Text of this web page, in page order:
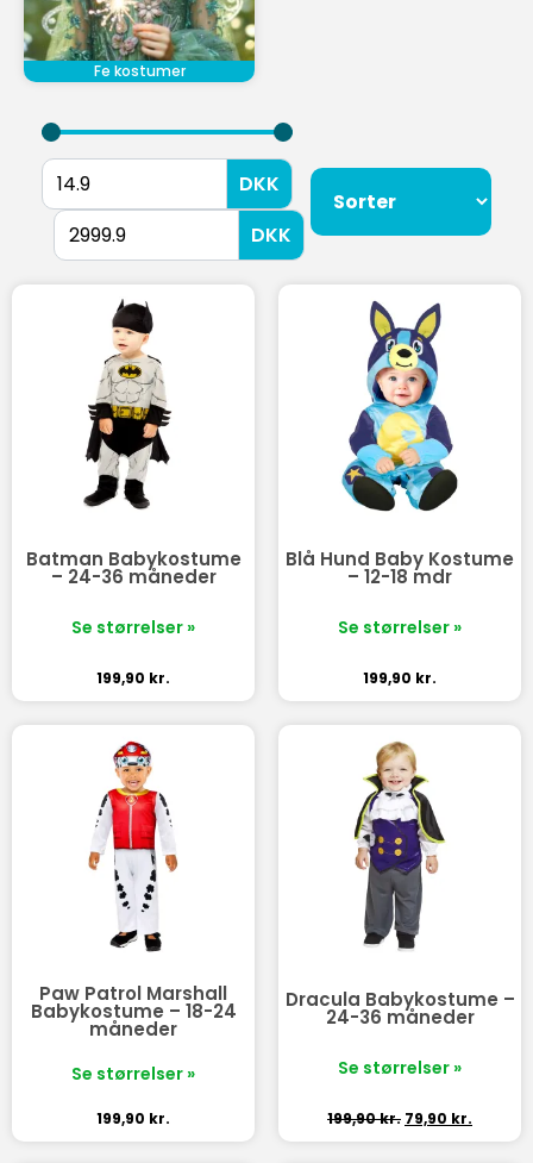
Fe kostumer
DKK
DKK
Batman Babykostume
– 24-36 måneder
Se størrelser »
199,90 kr.
Blå Hund Baby Kostume
– 12-18 mdr
Se størrelser »
199,90 kr.
Paw Patrol Marshall
Babykostume – 18-24
måneder
Se størrelser »
199,90 kr.
Dracula Babykostume –
24-36 måneder
Se størrelser »
199,90kr. 79,90 kr.